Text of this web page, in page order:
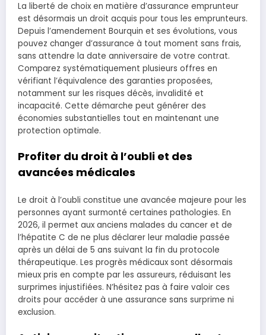
La liberté de choix en matière d’assurance emprunteur
est désormais un droit acquis pour tous les emprunteurs.
Depuis l’amendement Bourquin et ses évolutions, vous
pouvez changer d’assurance à tout moment sans frais,
sans attendre la date anniversaire de votre contrat.
Comparez systématiquement plusieurs offres en
vérifiant l’équivalence des garanties proposées,
notamment sur les risques décès, invalidité et
incapacité. Cette démarche peut générer des
économies substantielles tout en maintenant une
protection optimale.
Profiter du droit à l’oubli et des
avancées médicales
Le droit à l’oubli constitue une avancée majeure pour les
personnes ayant surmonté certaines pathologies. En
2026, il permet aux anciens malades du cancer et de
l’hépatite C de ne plus déclarer leur maladie passée
après un délai de 5 ans suivant la fin du protocole
thérapeutique. Les progrès médicaux sont désormais
mieux pris en compte par les assureurs, réduisant les
surprimes injustifiées. N’hésitez pas à faire valoir ces
droits pour accéder à une assurance sans surprime ni
exclusion.